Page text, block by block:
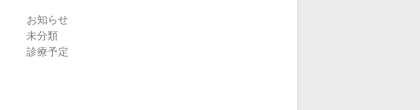
お知らせ
未分類
診療予定